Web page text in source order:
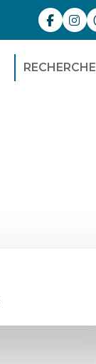
RECHERCHE